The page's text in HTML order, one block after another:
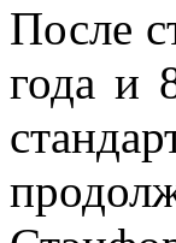
После
года и